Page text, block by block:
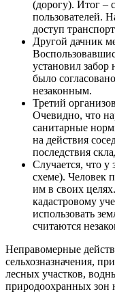
(дорогу). Итог –
пользователей.
доступ
Другой дачник
установил
было
незаконным.
Третий
Очевидно, что
санитарные
на действия
последствия
Случается, что у
схеме). Человек
им в своих
кадастровому
использовать
считаются
Неправомерные
сельхозназначения,
лесных участков,
природоохранных зон